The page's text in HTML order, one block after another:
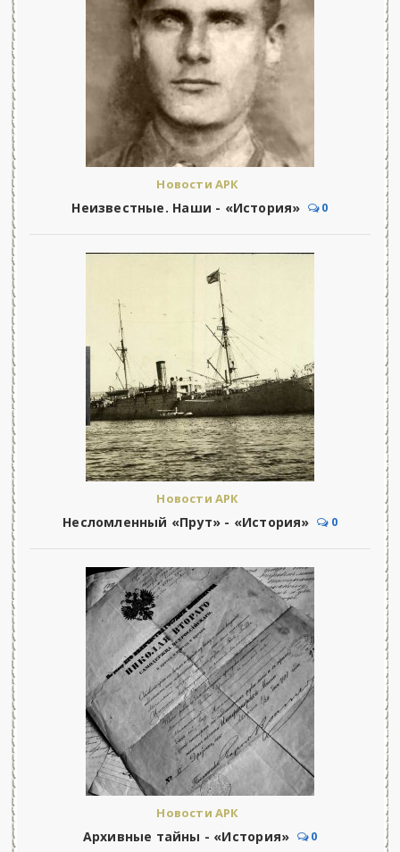
Новости АРК
Неизвестные. Наши - «История» 0
Новости АРК
Несломленный «Прут» - «История» 0
Новости АРК
Архивные тайны - «История» 0